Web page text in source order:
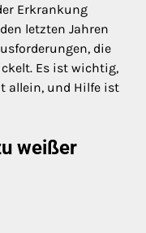
Erkrankung
letzten Jahren
die
Es ist wichtig,
allein, und Hilfe ist
weißer